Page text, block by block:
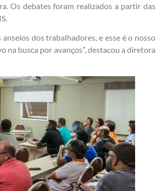
Os debates foram realizados a partir das
dos trabalhadores, e esse é o nosso
na busca por avanços”, destacou a diretora